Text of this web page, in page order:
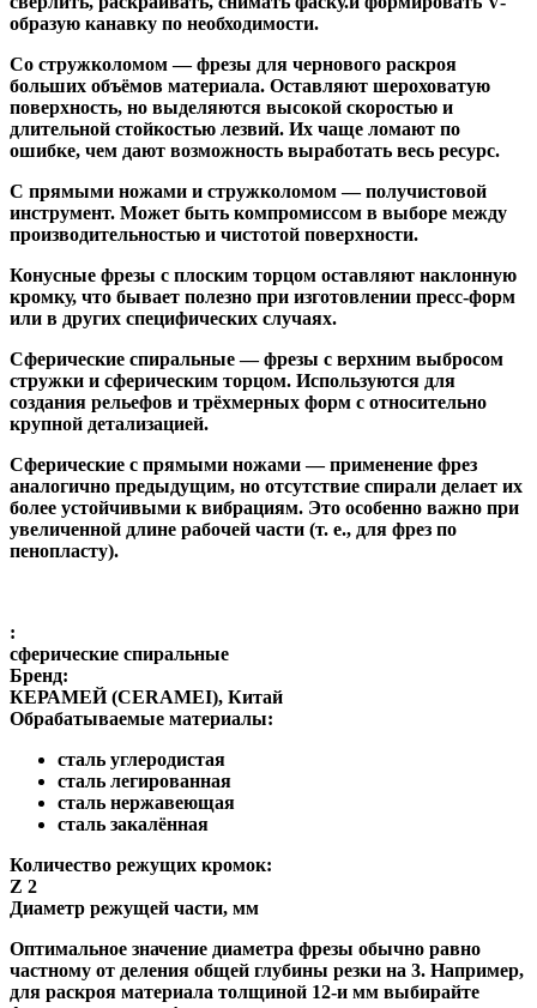
образую канавку по необходимости.
Со стружколомом— фрезы для чернового раскроя
больших объёмов материала. Оставляют шероховатую
поверхность, но выделяются высокой скоростью и
длительной стойкостью лезвий. Их чаще ломают по
ошибке, чем дают возможность выработать весь ресурс.
С прямыми ножами и стружколомом— получистовой
инструмент. Может быть компромиссом в выборе между
производительностью и чистотой поверхности.
Конусные фрезы с плоским торцом оставляют наклонную
кромку, что бывает полезно при изготовлении пресс-форм
или в других специфических случаях.
Сферические спиральные— фрезы с верхним выбросом
стружки и сферическим торцом. Используются для
создания рельефов и трёхмерных форм с относительно
крупной детализацией.
Сферические с прямыми ножами— применение фрез
аналогично предыдущим, но отсутствие спирали делает их
более устойчивыми к вибрациям. Это особенно важно при
увеличенной длине рабочей части (т. е., для фрез по
пенопласту).
:
сферические спиральные
Бренд:
КЕРАМЕЙ (CERAMEI), Китай
Обрабатываемые материалы:
сталь углеродистая
сталь легированная
сталь нержавеющая
сталь закалённая
Количество режущих кромок:
Z 2
Диаметр режущей части, мм
Оптимальное значение диаметра фрезы обычно равно
частному от деления общей глубины резки на 3. Например,
для раскроя материала толщиной 12-и мм выбирайте